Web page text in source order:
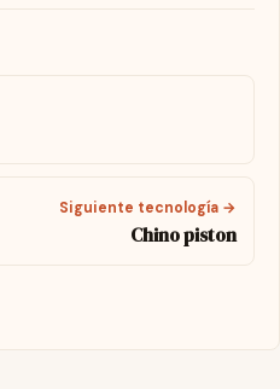
Siguiente tecnología →
Chino piston